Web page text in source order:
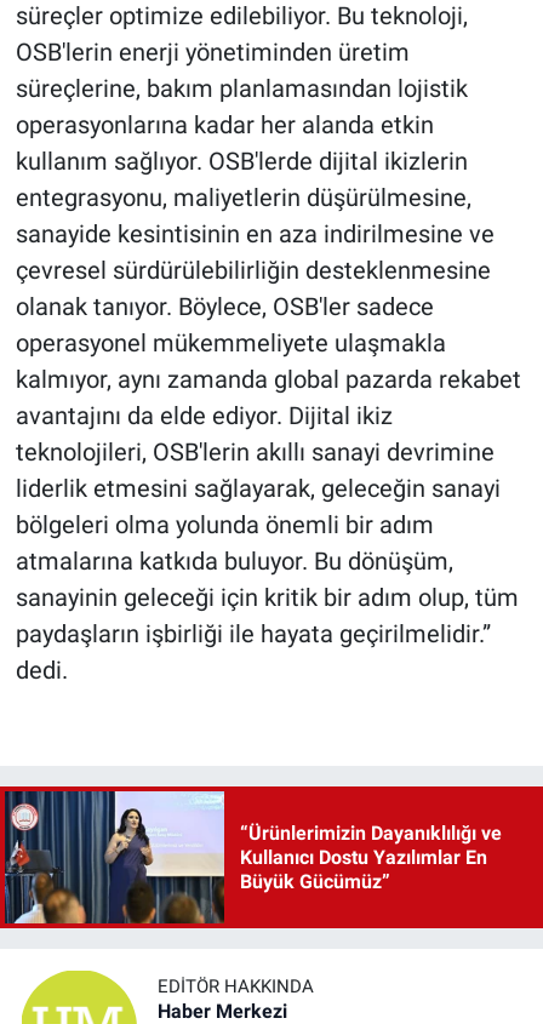
süreçler optimize edilebiliyor. Bu teknoloji,
OSB'lerin enerji yönetiminden üretim
süreçlerine, bakım planlamasından lojistik
operasyonlarına kadar her alanda etkin
kullanım sağlıyor. OSB'lerde dijital ikizlerin
entegrasyonu, maliyetlerin düşürülmesine,
sanayide kesintisinin en aza indirilmesine ve
çevresel sürdürülebilirliğin desteklenmesine
olanak tanıyor. Böylece, OSB'ler sadece
operasyonel mükemmeliyete ulaşmakla
kalmıyor, aynı zamanda global pazarda rekabet
avantajını da elde ediyor. Dijital ikiz
teknolojileri, OSB'lerin akıllı sanayi devrimine
liderlik etmesini sağlayarak, geleceğin sanayi
bölgeleri olma yolunda önemli bir adım
atmalarına katkıda buluyor. Bu dönüşüm,
sanayinin geleceği için kritik bir adım olup, tüm
paydaşların işbirliği ile hayata geçirilmelidir.”
dedi.
“Ürünlerimizin Dayanıklılığı ve
Kullanıcı Dostu Yazılımlar En
Büyük Gücümüz”
EDITÖR HAKKINDA
Haber Merkezi